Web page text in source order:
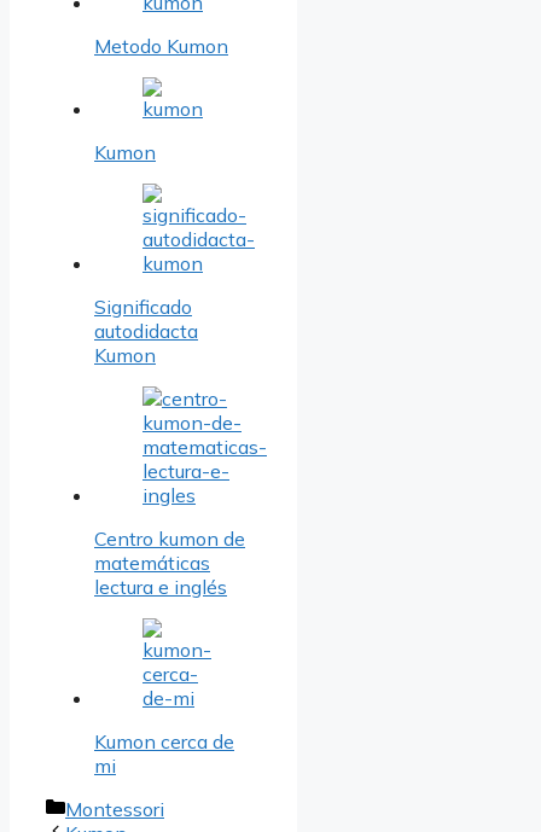
Metodo Kumon
Kumon
Significado
autodidacta
Kumon
Centro kumon de
matemáticas
lectura e inglés
Kumon cerca de
mi
Categorías
Montessori